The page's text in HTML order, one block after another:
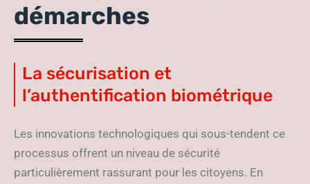
démarches
La sécurisation et
l’authentification biométrique
Les innovations technologiques qui sous-tendent ce
processus offrent un niveau de sécurité
particulièrement rassurant pour les citoyens. En